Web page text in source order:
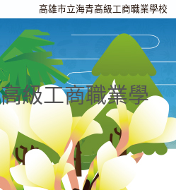
高雄市立海青高級工商職業學校
級工商職業學